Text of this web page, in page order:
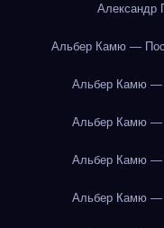
Александр
Альбер Камю —
Альбер Камю —
Альбер Камю —
Альбер Камю —
Альбер Камю —